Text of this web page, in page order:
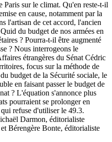
Paris sur le climat. Qu'en reste-t-il
en cause, notamment par la
l'artisan de cet accord, l'ancien
du budget de nos armées en
? Pourra-t-il être augmenté
? Nous interrogeons le
étrangères du Sénat Cédric
focus sur la méthode de
budget de la Sécurité sociale, le
en faisant passer le budget de
? L'équation s'annonce plus
pourraient se prolonger en
refuse d'utiliser le 49.3.
Darmon, éditorialiste
Bérengère Bonte, éditorialiste